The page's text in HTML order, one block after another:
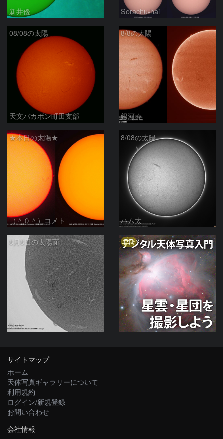
新井優 Sorachu-hai
08/08の太陽
天文バカボン町田支部
8/8の太陽
銀河☆
★本日の太陽★
（＾０＾）コメト
8/08の太陽
ハム太
8月8日の太陽面
ta-o
PR
サイトマップ
ホーム
天体写真ギャラリーについて
利用規約
ログイン/新規登録
お問い合わせ
会社情報